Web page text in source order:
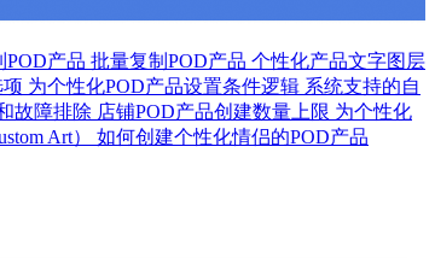
POD产品 批量复制POD产品 个性化产品文字图层
为个性化POD产品设置条件逻辑 系统支持的自
故障排除 店铺POD产品创建数量上限 为个性化
Art） 如何创建个性化情侣的POD产品